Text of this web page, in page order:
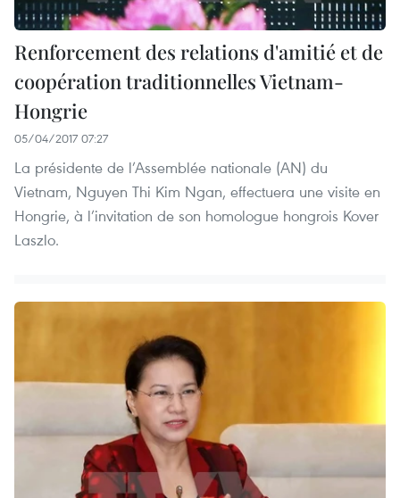
Renforcement des relations d'amitié et de
coopération traditionnelles Vietnam-
Hongrie
05/04/2017 07:27
La présidente de l’Assemblée nationale (AN) du
Vietnam, Nguyen Thi Kim Ngan, effectuera ​une visite en
Hongrie, à l’invitation de son homologue hongrois Kover
Laszlo.